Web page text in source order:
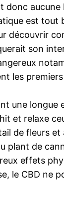
aucune
est
découvrir
son
les
une longue
et relaxe
de fleurs
plant de
effets
le CBD